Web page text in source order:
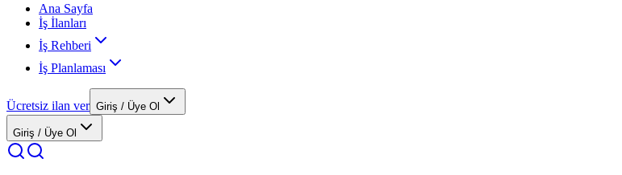
Ana Sayfa
İş İlanları
İş Rehberi
İş Planlaması
Ücretsiz ilan ver Giriş / Üye Ol
Giriş / Üye Ol